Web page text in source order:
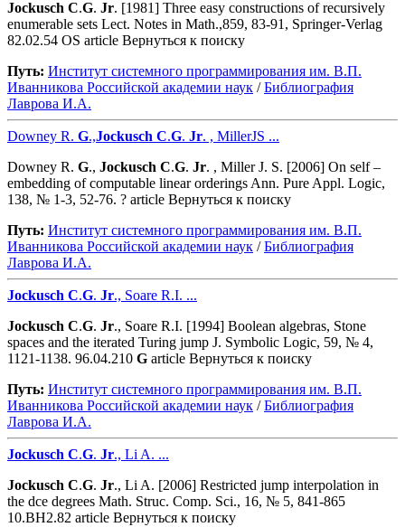
Jockusch C.G. Jr. [1981] Three easy constructions of recursively
enumerable sets Lect. Notes in Math.,859, 83-91, Springer-Verlag
82.02.54 OS article Вернуться к поиску
Путь: Институт системного программирования им. В.П.
Иванникова Роcсийской академии наук /Библиография
Лаврова И.А.
Downey R. G.,Jockusch C.G. Jr. , MillerJS ...
Downey R. G., Jockusch C.G. Jr. , Miller J. S. [2006] On self –
embedding of computable linear orderings Ann. Pure Appl. Logic,
138, № 1-3, 52-76. ? article Вернуться к поиску
Путь: Институт системного программирования им. В.П.
Иванникова Роcсийской академии наук /Библиография
Лаврова И.А.
Jockusch C.G. Jr., Soare R.I. ...
Jockusch C.G. Jr., Soare R.I. [1994] Boolean algebras, Stone
spaces and the iterated Turing jump J. Symbolic Logic, 59, № 4,
1121-1138. 96.04.210 G article Вернуться к поиску
Путь: Институт системного программирования им. В.П.
Иванникова Роcсийской академии наук /Библиография
Лаврова И.А.
Jockusch C.G. Jr., Li A. ...
Jockusch C.G. Jr., Li A. [2006] Restricted jump interpolation in
the dce degrees Math. Struc. Comp. Sci., 16, № 5, 841-865
10.ВН2.82 article Вернуться к поиску